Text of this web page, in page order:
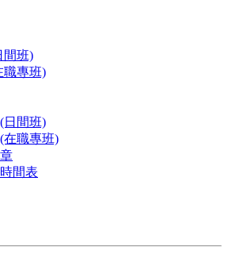
間班)
職專班)
日間班)
在職專班)
間表